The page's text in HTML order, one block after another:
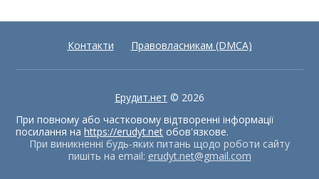
Контакти Правовласникам (DMCA)
Ерудит.нет © 2026
При повному або частковому відтворенні інформації
посилання наhttps://erudyt.net обов'язкове.
При виникненні будь-яких питань щодо роботи сайту
пишіть на email: erudyt.net@gmail.com